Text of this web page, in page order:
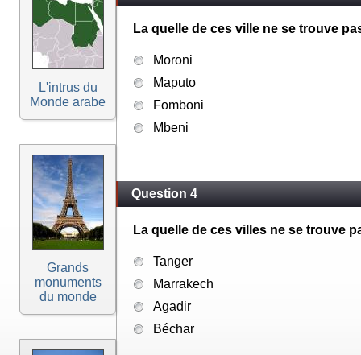
L'intrus du
Monde arabe
Grands
monuments
du monde
La quelle de ces ville ne se trouve
Moroni
Maputo
Fomboni
Mbeni
Question 4
La quelle de ces villes ne se trouve
Tanger
Marrakech
Agadir
Béchar